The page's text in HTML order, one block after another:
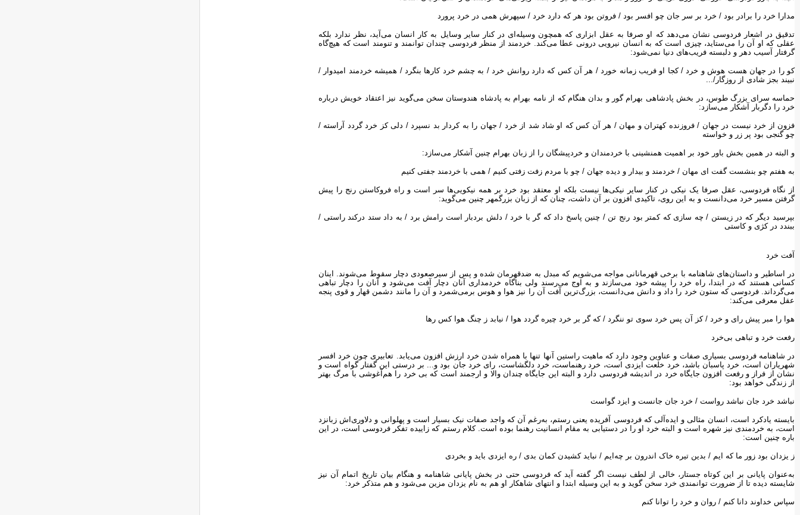
مدارا خرد را برادر بود ‌‌/‌‌ خرد بر سر جان چو افسر بود ‌‌/‌‌ فروتن بود هر که دارد خرد ‌‌/‌‌ سپهرش همی در خرد پرورد
تدقیق در اشعار فردوسی‌ نشان می‌دهد که او صرفا به عقل ابزاری که همچون وسیله‌ای در کنار سایر وسایل به کار انسان می‌آید، نظر ندارد بلکه
عقلی که او آن را می‌ستاید، چیزی است که به انسان نیرویی درونی عطا می‌کند. خردمند از منظر فردوسی چندان توانمند و تنومند است که هیچ‌گاه
گرفتار آسیب دهر و دلبسته فریب‌های دنیا نمی‌شود:
کو را در جهان هست هوش و خرد ‌‌/‌‌ کجا او فریب زمانه خورد ‌‌/‌‌ هر آن کس که دارد روانش خرد ‌‌/‌‌ به چشم خرد کارها بنگرد ‌‌/‌‌ همیشه خردمند امیدوار ‌‌/‌‌
نبیند بجز شادی از روزگار/...
حماسه سرای بزرگ طوس، در بخش پادشاهی بهرام گور و بدان هنگام که از نامه بهرام به پادشاه هندوستان سخن می‌گوید نیز اعتقاد خویش درباره
خرد را دگربار آشکار می‌سازد:
فزون از خرد نیست در جهان ‌‌/‌‌ فروزنده کهتران و مهان ‌‌/‌‌ هر آن کس که او شاد شد از خرد ‌‌/‌‌ جهان را به کردار بد نسپرد ‌‌/‌‌ دلی کز خرد گردد آراسته ‌‌/‌‌
چو گنجی بود پر زر و خواسته
و البته در همین بخش باور خود بر اهمیت همنشینی با خردمندان و خردپیشگان را از زبان بهرام چنین آشکار می‌سازد:
به هفتم چو بنشست گفت ای مهان ‌‌/‌‌ خردمند و بیدار و دیده جهان ‌‌/‌‌ چو با مردم زفت زفتی کنیم ‌‌/‌‌ همی با خردمند جفتی کنیم
از نگاه فردوسی، عقل صرفا یک نیکی در کنار سایر نیکی‌ها نیست بلکه او معتقد بود خرد بر همه نیکویی‌ها سر است و راه فروکاستن رنج را پیش
گرفتن مسیر خرد می‌دانست و به این روی، تاکیدی افزون بر آن داشت، چنان که از زبان بزرگمهر چنین می‌گوید:
بپرسید دیگر که در زیستن ‌‌/‌‌ چه سازی که کمتر بود رنج تن ‌‌/‌‌ چنین پاسخ داد که گر با خرد ‌‌/‌‌ دلش بردبار است رامش برد ‌‌/‌‌ به داد ستد درکند راستی ‌‌/‌‌
ببندد در کژی و کاستی
آفت خرد
در اساطیر و داستان‌های شاهنامه با برخی قهرمانانی مواجه می‌شویم که مبدل به ضدقهرمان شده و پس از سیرصعودی دچار سقوط می‌شوند. اینان
کسانی هستند که در ابتدا، راه خرد را پیشه خود می‌سازند و به اوج می‌رسند ولی بناگاه خردمداری آنان دچار آفت می‌شود و آنان را دچار تباهی
می‌گرداند. فردوسی که ستون خرد را داد و دانش می‌دانست، بزرگ‌ترین آفت آن را نیز هوا و هوس برمی‌شمرد و آن را مانند دشمن قهار و قوی پنجه
عقل معرفی می‌کند:
هوا را مبر پیش رای و خرد ‌‌/‌‌ کز آن پس خرد سوی تو ننگرد ‌‌/‌‌ که گر بر خرد چیره گردد هوا ‌‌/‌‌ نیابد ز چنگ هوا کس رها
رفعت خرد و تباهی بی‌خرد
در شاهنامه فردوسی بسیاری صفات و عناوین وجود دارد که ماهیت راستین آنها تنها با همراه شدن خرد ارزش افزون می‌یابد. تعابیری چون خرد افسر
شهریاران است، خرد پاسبان باشد، خرد خلعت ایزدی است، خرد رهنماست، خرد دلگشاست، رای خرد جان بود و... بر درستی این گفتار گواه است و
نشان از فراز و رفعت افزون جایگاه خرد در اندیشه فردوسی دارد و البته این جایگاه چندان والا و ارجمند است که بی خرد را هم‌آغوشی با مرگ بهتر
از زندگی خواهد بود:
نباشد خرد جان نباشد رواست ‌‌/‌‌ خرد جان جانست و ایزد گواست
بایسته یادکرد است، انسان مثالی و ایده‌آلی که فردوسی آفریده یعنی رستم، به‌رغم آن که واجد صفات نیک بسیار است و پهلوانی و دلاوری‌اش زبانزد
است، به خردمندی نیز شهره است و البته خرد او را در دستیابی به مقام انسانیت رهنما بوده است. کلام رستم که زاییده تفکر فردوسی است، در این
باره چنین است:
ز یزدان بود زور ما که ایم ‌‌/‌‌ بدین تیره خاک اندرون بر چه‌ایم ‌‌/‌‌ نباید کشیدن کمان بدی ‌‌/‌‌ ره ایزدی باید و بخردی
به‌عنوان پایانی بر این کوتاه جستار، خالی از لطف نیست اگر گفته آید که فردوسی حتی در بخش پایانی شاهنامه و هنگام بیان تاریخ اتمام آن نیز
شایسته دیده تا از ضرورت توانمندی خرد سخن گوید و به این وسیله ابتدا و انتهای شاهکار او هم به نام یزدان مزین می‌شود و هم متذکر خرد:
سپاس خداوند دانا کنم ‌‌/‌‌ روان و خرد را توانا کنم